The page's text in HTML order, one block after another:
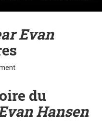
Evan
du
Hansen